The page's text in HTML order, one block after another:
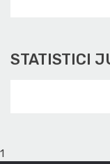
STATISTICI
1